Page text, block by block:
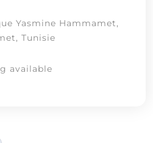
Yasmine Hammamet,
Tunisie
available